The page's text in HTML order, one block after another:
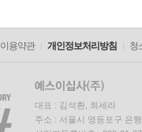
이용약관 개인정보처리방침 청
대표 : 김석환, 최세라
주소 : 서울시 영등포구 은